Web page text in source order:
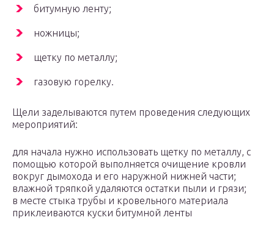
битумную ленту;
ножницы;
щетку по металлу;
газовую горелку.
Щели заделываются путем проведения следующих
мероприятий:
для начала нужно использовать щетку по металлу, с
помощью которой выполняется очищение кровли
вокруг дымохода и его наружной нижней части;
влажной тряпкой удаляются остатки пыли и грязи;
в месте стыка трубы и кровельного материала
приклеиваются куски битумной ленты